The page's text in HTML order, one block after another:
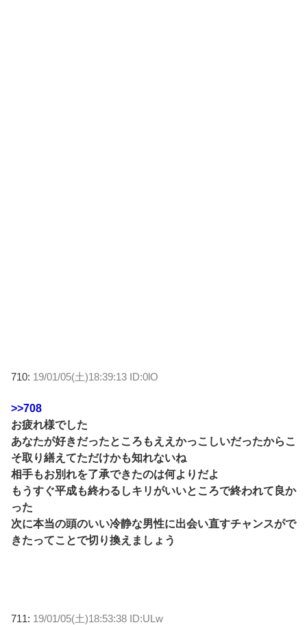
710: 19/01/05(土)18:39:13 ID:0lO
>>708
お疲れ様でした
あなたが好きだったところもええかっこしいだったからこ
そ取り繕えてただけかも知れないね
相手もお別れを了承できたのは何よりだよ
もうすぐ平成も終わるしキリがいいところで終われて良か
った
次に本当の頭のいい冷静な男性に出会い直すチャンスがで
きたってことで切り換えましょう
711: 19/01/05(土)18:53:38 ID:ULw